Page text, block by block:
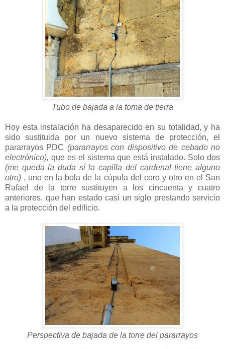
Tubo de bajada a la toma de tierra
Hoy esta instalación ha desaparecido en su totalidad, y ha
sido sustituida por un nuevo sistema de protección, el
pararrayos PDC (pararrayos con dispositivo de cebado no
electrónico), que es el sistema que está instalado. Solo dos
(me queda la duda si la capilla del cardenal tiene alguno
otro) , uno en la bola de la cúpula del coro y otro en el San
Rafael de la torre sustituyen a los cincuenta y cuatro
anteriores, que han estado casi un siglo prestando servicio
a la protección del edificio.
Perspectiva de bajada de la torre del pararrayos